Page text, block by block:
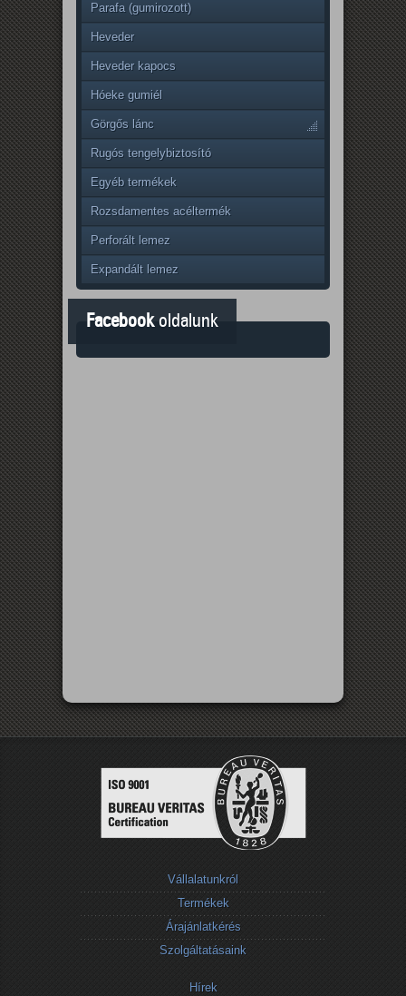
Parafa (gumirozott)
Heveder
Heveder kapocs
Hóeke gumiél
Görgős lánc
Rugós tengelybiztosító
Egyéb termékek
Rozsdamentes acéltermék
Perforált lemez
Expandált lemez
Facebookoldalunk
Vállalatunkról
Termékek
Árajánlatkérés
Szolgáltatásaink
Hírek